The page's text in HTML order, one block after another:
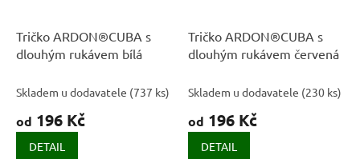
Tričko ARDON®CUBA s
dlouhým rukávem bílá
Skladem u dodavatele (737 ks)
od 196 Kč
DETAIL
Tričko ARDON®CUBA s
dlouhým rukávem červená
Skladem u dodavatele (230 ks)
od 196 Kč
DETAIL